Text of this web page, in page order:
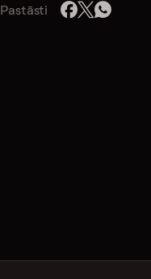
Pastāsti